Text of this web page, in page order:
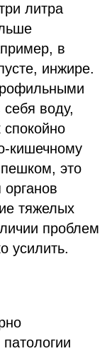
литра
в
инжире.
воду,
кишечному
это
тяжелых
проблем
усилить.